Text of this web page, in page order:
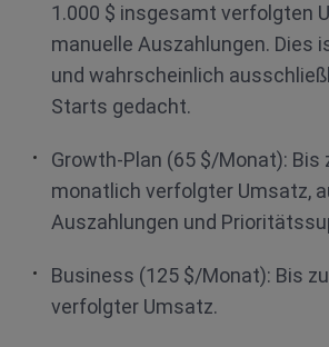
1.000 $ insgesamt verfolgten
manuelle Auszahlungen. Dies
und wahrscheinlich
Starts gedacht.
Growth-Plan (65 $/Monat): Bis
monatlich verfolgter Umsatz,
Auszahlungen und
Business (125 $/Monat): Bis
verfolgter Umsatz.